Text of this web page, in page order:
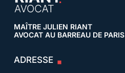
MAÎTRE JULIEN RIANT
AVOCAT AU BARREAU DE PARIS
ADRESSE